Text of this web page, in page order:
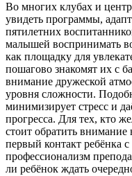
Во многих клубах и
увидеть программы,
пятилетних
малышей воспринимать
как площадку для
пошагово знакомят их с
внимание дружеской
уровня сложности.
минимизирует стресс и
прогресса. Для тех, кто
стоит обратить внимание
первый контакт ребёнка
профессионализм
ли ребёнок ждать